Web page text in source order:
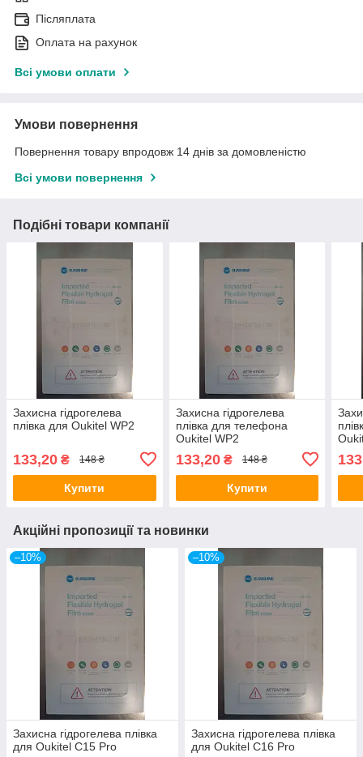
Післяплата
Оплата на рахунок
Всі умови оплати
Умови повернення
Повернення товару впродовж 14 днів за домовленістю
Всі умови повернення
Подібні товари компанії
Захисна гідрогелева
плівка для Oukitel WP2
133,20 ₴ 148 ₴
Купити
Захисна гідрогелева
плівка для телефона
Oukitel WP2
133,20₴ 148 ₴
Купити
Акційні пропозиції та новинки
–10%
Захисна гідрогелева плівка
для Oukitel C15 Pro
–10%
Захисна гідрогелева плівка
для Oukitel C16 Pro